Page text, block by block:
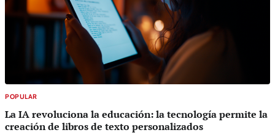
POPULAR
La IA revoluciona la educación: la tecnología permite la
creación de libros de texto personalizados